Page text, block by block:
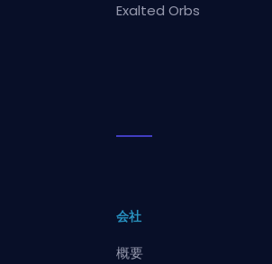
Exalted Orbs
会社
概要